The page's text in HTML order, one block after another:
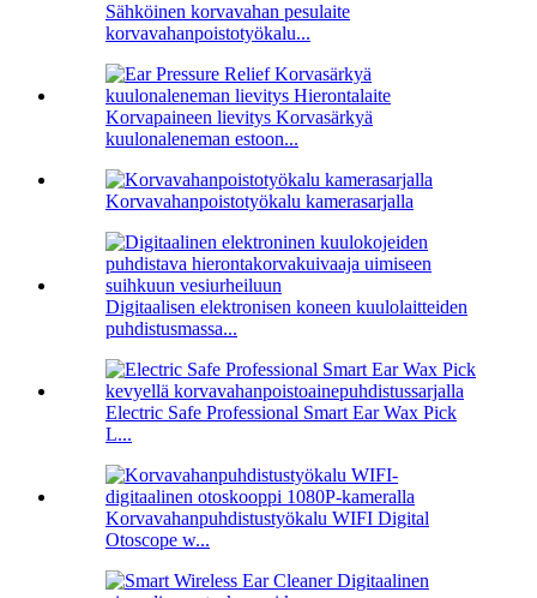
Sähköinen korvavahan pesulaite
korvavahanpoistotyökalu...
Korvapaineen lievitys Korvasärkyä
kuulonaleneman estoon...
Korvavahanpoistotyökalu kamerasarjalla
Digitaalisen elektronisen koneen kuulolaitteiden
puhdistusmassa...
Electric Safe Professional Smart Ear Wax Pick
L...
Korvavahanpuhdistustyökalu WIFI Digital
Otoscope w...